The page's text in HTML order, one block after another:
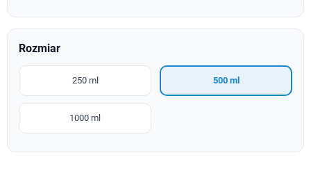
Rozmiar
250 ml 500 ml
1000 ml